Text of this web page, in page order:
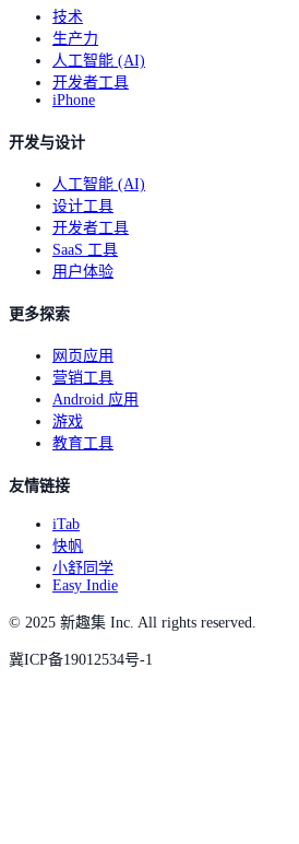
技术
生产力
人工智能 (AI)
开发者工具
iPhone
开发与设计
人工智能 (AI)
设计工具
开发者工具
SaaS 工具
用户体验
更多探索
网页应用
营销工具
Android 应用
游戏
教育工具
友情链接
iTab
快帆
小舒同学
Easy Indie
© 2025 新趣集 Inc. All rights reserved.
冀ICP备19012534号-1